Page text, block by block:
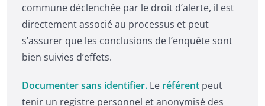
commune déclenchée par le droit d’alerte, il est
directement associé au processus et peut
s’assurer que les conclusions de l’enquête sont
bien suivies d’effets.
Documenter sans identifier. Le référent peut
tenir un registre personnel et anonymisé des